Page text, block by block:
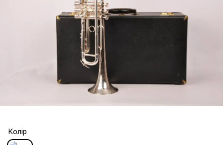
Колір